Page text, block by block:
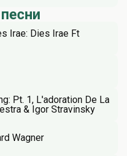
Irae: Dies Irae Ft
Pt. 1, L'adoration De La
& Igor Stravinsky
Wagner